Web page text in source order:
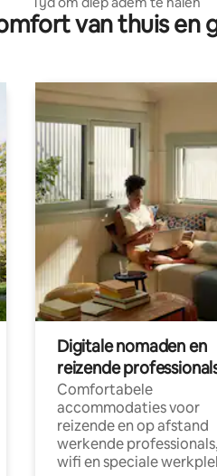
van thuis en
Digitale nomaden en
reizende
Comfortabele
accommodaties voor
reizende en op afstand
werkende
wifi en speciale